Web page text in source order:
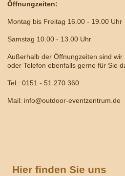
Öffnungzeiten:
Montag bis Freitag 16.00 - 19.00 Uhr
Samstag 10.00 - 13.00 Uhr
Außerhalb der Öffnungzeiten sind
oder Telefon ebenfalls gerne für Sie
Tel.: 0151 - 51 270 360
Mail: info@outdoor-eventzentrum.de
Hier finden Sie uns